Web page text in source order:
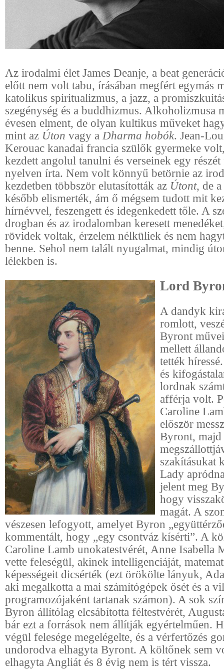
Az irodalmi élet James Deanje, a beat
előtt nem volt tabu, írásában megfért egymás
katolikus spiritualizmus, a jazz, a
szegénység és a buddhizmus. Alkoholizmusa
évesen elment, de olyan kultikus műveket
mint az Úton vagy a Dharma hobók. Jean-
Kerouac kanadai francia szülők gyermeke
kezdett angolul tanulni és verseinek egy
nyelven írta. Nem volt könnyű betörnie az
kezdetben többször elutasították az Útont, de a
később elismerték, ám ő mégsem tudott mit
hírnévvel, feszengett és idegenkedett tőle. A
drogban és az irodalomban keresett
rövidek voltak, érzelem nélküliek és nem
benne. Sehol nem talált nyugalmat, mindig
lélekben is.
Lord
A dandyk
romlott,
Byront
mellett
tették
és
lordnak
afférja volt.
Caroline
először
Byront,
szakításukat
Lady
jelent meg
hogy
magát. A
vészesen lefogyott, amelyet Byron
kommentált, hogy „egy csontváz kísérti”. A
Caroline Lamb unokatestvérét, Anne Isabella
vette feleségül, akinek intelligenciáját,
képességeit dicsérték (ezt örökölte lányuk,
aki megalkotta a mai számítógépek ősét és a
programozójaként tartanak számon). A sok
Byron állítólag elcsábította féltestvérét,
bár ezt a források nem állítják egyértelműen.
végül felesége megelégelte, és a vérfertőzés
undorodva elhagyta Byront. A költőnek sem
elhagyta Angliát és 8 évig nem is tért vissza.